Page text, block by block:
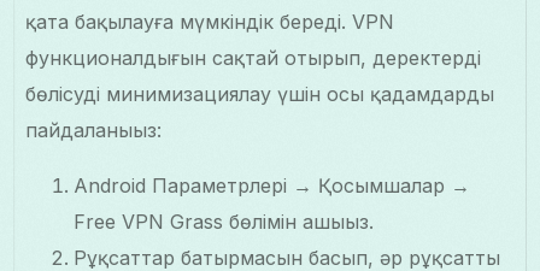
қатаң бақылауға мүмкіндік береді. VPN
функционалдығын сақтай отырып, деректерді
бөлісуді минимизациялау үшін осы қадамдарды
пайдаланыңыз:
Android Параметрлері → Қосымшалар →
Free VPN Grass бөлімін ашыңыз.
Рұқсаттар батырмасын басып, әр рұқсатты